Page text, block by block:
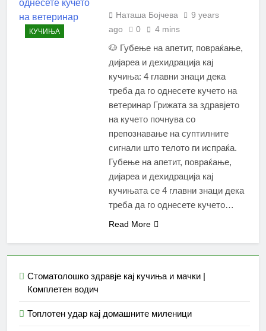
КУЧИЊА
Наташа Бојчева
9 years
ago
0 4 mins
🐶 Губење на апетит, повраќање,
дијареа и дехидрација кај
кучиња: 4 главни знаци дека
треба да го однесете кучето на
ветеринар Грижата за здравјето
на кучето почнува со
препознавање на суптилните
сигнали што телото ги испраќа.
Губење на апетит, повраќање,
дијареа и дехидрација кај
кучињата се 4 главни знаци дека
треба да го однесете кучето…
Read More
Стоматолошко здравје кај кучиња и мачки |
Комплетен водич
Топлотен удар кај домашните миленици